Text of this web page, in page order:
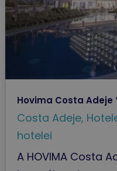
Hovima Costa Adeje
Costa Adeje,
hotelei
A HOVIMA Costa